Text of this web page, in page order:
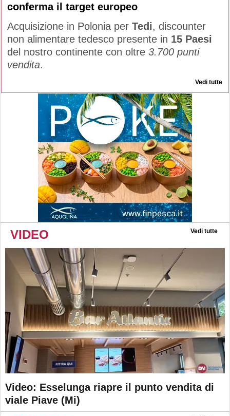
conferma il target europeo
Acquisizione in Polonia per Tedi, discounter
non alimentare tedesco presente in 15 Paesi
del nostro continente con oltre 3.700 punti
vendita.
Vedi tutte
VIDEO Vedi tutte
Video: Esselunga riapre il punto vendita di
viale Piave (Mi)